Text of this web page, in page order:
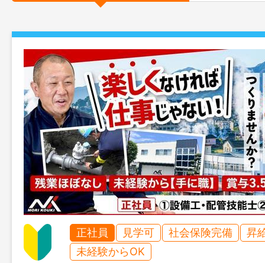
正社員 見学可 社会保険完備
昇
未経験からOK